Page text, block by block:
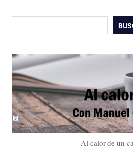
Al calor de un